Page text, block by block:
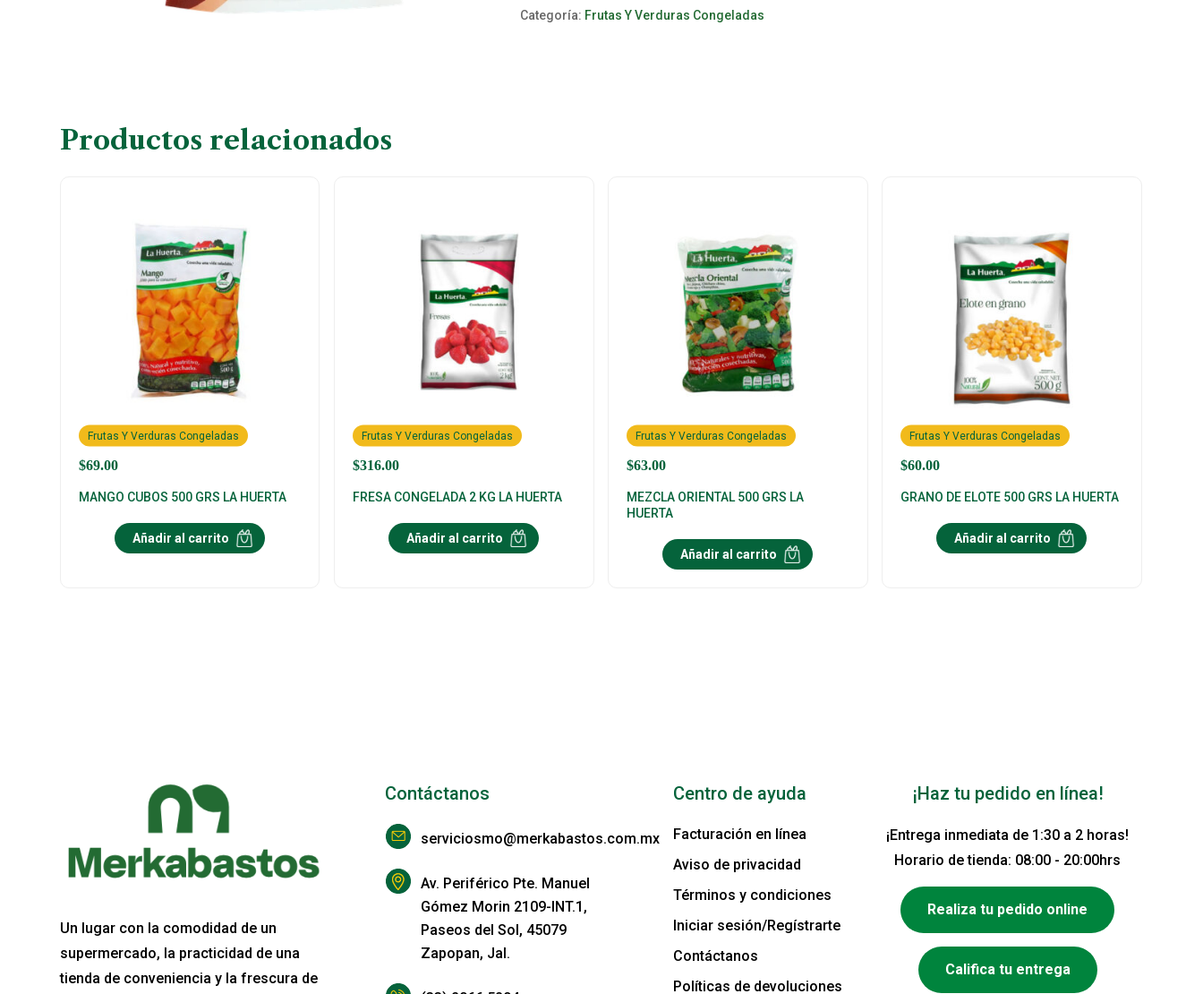
Categoría: Frutas Y Verduras Congeladas
Productos relacionados
$69.00
Frutas Y Verduras Congeladas
MANGO CUBOS 500 GRS LA HUERTA
Añadir al carrito
$316.00
Frutas Y Verduras Congeladas
FRESA CONGELADA 2 KG LA HUERTA
Añadir al carrito
$63.00
Frutas Y Verduras Congeladas
MEZCLA ORIENTAL 500 GRS LA
HUERTA
Añadir al carrito
$60.00
Frutas Y Verduras Congeladas
GRANO DE ELOTE 500 GRS LA HUERTA
Añadir al carrito
Un lugar con la comodidad de un
supermercado, la practicidad de una
tienda de conveniencia y la frescura de
Contáctanos
serviciosmo@merkabastos.com.mx
Av. Periférico Pte. Manuel
Gómez Morin 2109-INT.1,
Paseos del Sol, 45079
Zapopan, Jal.
Centro de ayuda
Facturación en línea
Aviso de privacidad
Términos y condiciones
Iniciar sesión/Regístrarte
Contáctanos
Políticas de devoluciones
¡Haz tu pedido en línea!
¡Entrega inmediata de 1:30 a 2 horas!
Horario de tienda: 08:00 - 20:00hrs
Realiza tu pedido online
Califica tu entrega